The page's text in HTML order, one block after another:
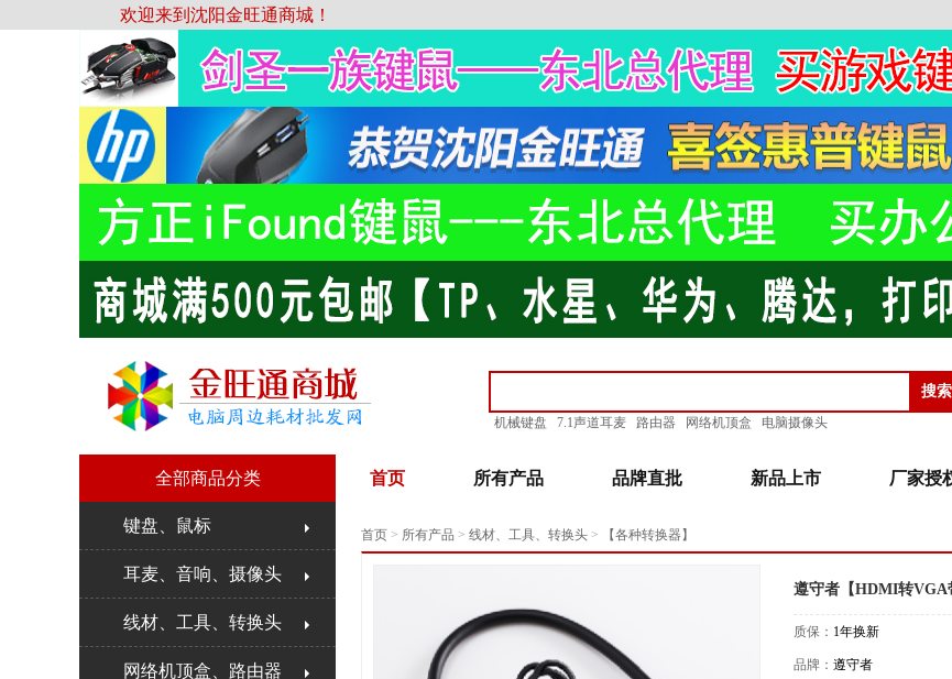
欢迎来到沈阳金旺通商城！
机械键盘 7.1声道耳麦 路由器 网络机顶盒 电脑摄像头
首页 所有产品 品牌直批 新品上市 厂家授
全部商品分类
键盘、鼠标
耳麦、音响、摄像头
线材、工具、转换头
网络机顶盒、路由器
首页 > 所有产品 > 线材、工具、转换头 > 【各种转换器】
遵守者【HDMI转VGA
质保： 1年换新
品牌： 遵守者